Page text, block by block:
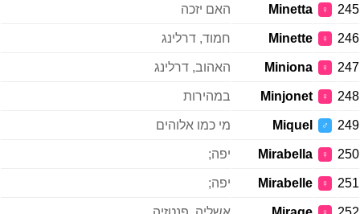
245
♀
Minetta האם יזכה
246
♀
Minette חמוד, דרלינג
247
♀
Miniona האהוב, דרלינג
248
♀
Minjonet במהירות
249
♂
Miquel מי כמו אלוהים
250
♀
Mirabella יפה;
251
♀
Mirabelle יפה;